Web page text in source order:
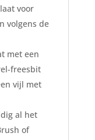
voor
volgens de
met een
freesbit
vijl met
al het
of